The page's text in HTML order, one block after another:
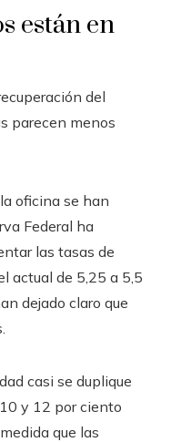
están en
del
parecen menos
oficina se han
Federal ha
las tasas de
actual de 5,25 a 5,5
dejado claro que
casi se duplique
y 12 por ciento
que las